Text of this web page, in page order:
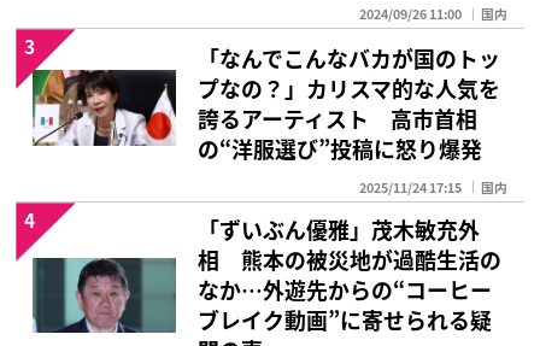
2024/09/26 11:00 国内
「なんでこんなバカが国のトッ
プなの？」カリスマ的な人気を
誇るアーティスト 高市首相
の“洋服選び”投稿に怒り爆発
2025/11/24 17:15 国内
3
「ずいぶん優雅」茂木敏充外
相 熊本の被災地が過酷生活の
なか…外遊先からの“コーヒー
ブレイク動画”に寄せられる疑
4